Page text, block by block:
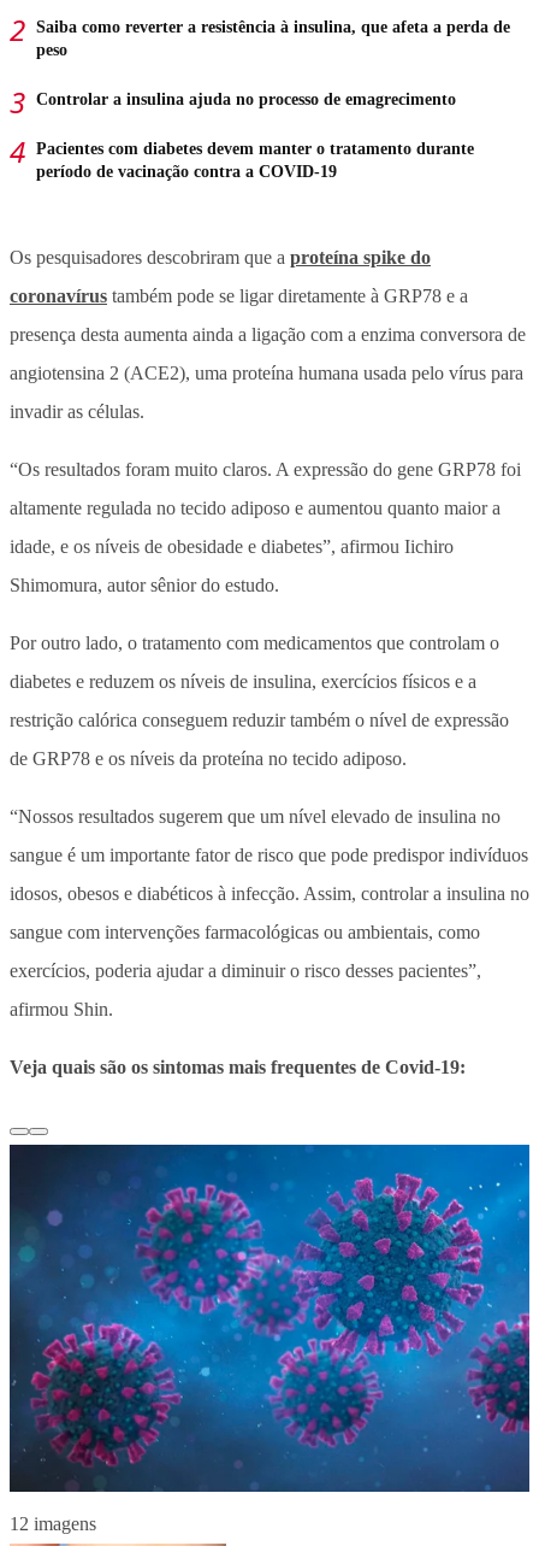
Saiba como reverter a resistência à insulina, que afeta a perda de
peso
Controlar a insulina ajuda no processo de emagrecimento
Pacientes com diabetes devem manter o tratamento durante
período de vacinação contra a COVID-19
Os pesquisadores descobriram que a proteína spike do
coronavírus também pode se ligar diretamente à GRP78 e a
presença desta aumenta ainda a ligação com a enzima conversora de
angiotensina 2 (ACE2), uma proteína humana usada pelo vírus para
invadir as células.
“Os resultados foram muito claros. A expressão do gene GRP78 foi
altamente regulada no tecido adiposo e aumentou quanto maior a
idade, e os níveis de obesidade e diabetes”, afirmou Iichiro
Shimomura, autor sênior do estudo.
Por outro lado, o tratamento com medicamentos que controlam o
diabetes e reduzem os níveis de insulina, exercícios físicos e a
restrição calórica conseguem reduzir também o nível de expressão
de GRP78 e os níveis da proteína no tecido adiposo.
“Nossos resultados sugerem que um nível elevado de insulina no
sangue é um importante fator de risco que pode predispor indivíduos
idosos, obesos e diabéticos à infecção. Assim, controlar a insulina no
sangue com intervenções farmacológicas ou ambientais, como
exercícios, poderia ajudar a diminuir o risco desses pacientes”,
afirmou Shin.
Veja quais são os sintomas mais frequentes de Covid-19:
12 imagens